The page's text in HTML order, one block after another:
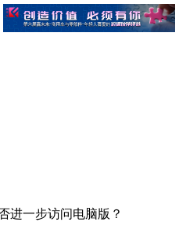
进一步访问电脑版？